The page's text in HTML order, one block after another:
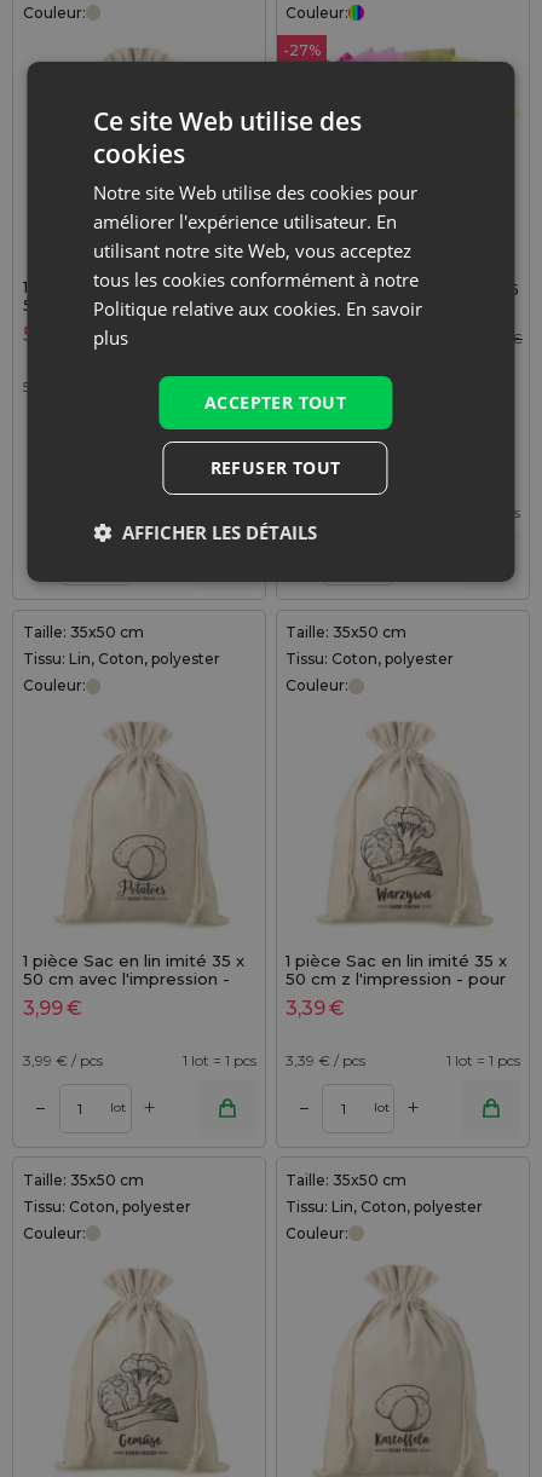
Couleur:
1 pièce Sac en lin imité 35 x
50 cm avec motif imprimé
5,69
5,69
Couleur:
-27%
5 pièces Sacs en organza 35
x 50 cm - mix de couleurs
€
4,79€.
Prix le plus bas des 30 derniers jours
avant la réduction:
1 lot = 5 pcs
Taille: 35x50 cm
Tissu: Lin, Coton, polyester
Couleur:
1 pièce Sac en lin imité 35 x
50 cm avec l'impression -
pour pommes de terre (EN)
3,99€
3,99 € / pcs 1 lot = 1 pcs
– lot +
Taille: 35x50 cm
Tissu: Coton, polyester
Couleur:
1 pièce Sac en lin imité 35 x
50 cm z l'impression - pour
les légumes (PL)
3,39€
3,39 € / pcs 1 lot = 1 pcs
– lot +
Taille: 35x50 cm
Tissu: Coton, polyester
Couleur:
Taille: 35x50 cm
Tissu: Lin, Coton, polyester
Couleur:
Ce site Web utilise des
cookies
Notre site Web utilise des cookies pour
améliorer l'expérience utilisateur. En
utilisant notre site Web, vous acceptez
tous les cookies conformément à notre
Politique relative aux cookies. En savoir
plus
ACCEPTER TOUT
REFUSER TOUT
AFFICHER LES DÉTAILS